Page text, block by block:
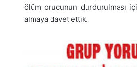
ölüm orucunun durdurulması
almaya davet ettik.